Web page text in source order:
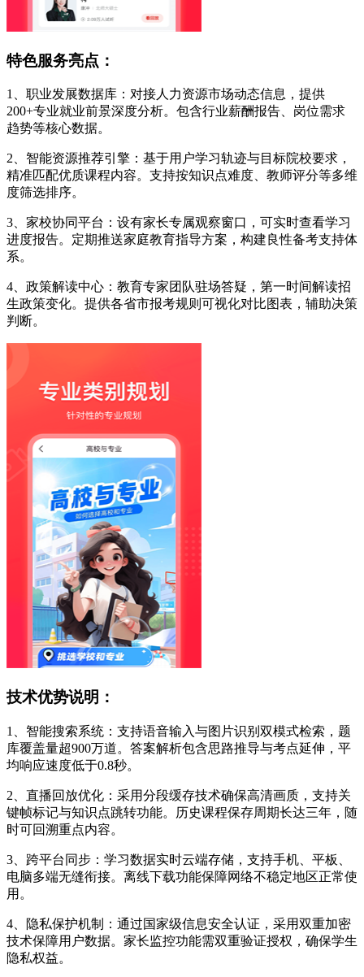
特色服务亮点：
1、职业发展数据库：对接人力资源市场动态信息，提供
200+专业就业前景深度分析。包含行业薪酬报告、岗位需求
趋势等核心数据。
2、智能资源推荐引擎：基于用户学习轨迹与目标院校要求，
精准匹配优质课程内容。支持按知识点难度、教师评分等多维
度筛选排序。
3、家校协同平台：设有家长专属观察窗口，可实时查看学习
进度报告。定期推送家庭教育指导方案，构建良性备考支持体
系。
4、政策解读中心：教育专家团队驻场答疑，第一时间解读招
生政策变化。提供各省市报考规则可视化对比图表，辅助决策
判断。
技术优势说明：
1、智能搜索系统：支持语音输入与图片识别双模式检索，题
库覆盖量超900万道。答案解析包含思路推导与考点延伸，平
均响应速度低于0.8秒。
2、直播回放优化：采用分段缓存技术确保高清画质，支持关
键帧标记与知识点跳转功能。历史课程保存周期长达三年，随
时可回溯重点内容。
3、跨平台同步：学习数据实时云端存储，支持手机、平板、
电脑多端无缝衔接。离线下载功能保障网络不稳定地区正常使
用。
4、隐私保护机制：通过国家级信息安全认证，采用双重加密
技术保障用户数据。家长监控功能需双重验证授权，确保学生
隐私权益。